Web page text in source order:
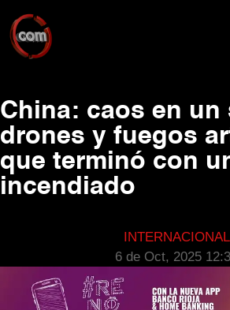
China: caos en un
drones y fuegos
que terminó con
incendiado
INTERNACIONAL
6 de Oct, 2025